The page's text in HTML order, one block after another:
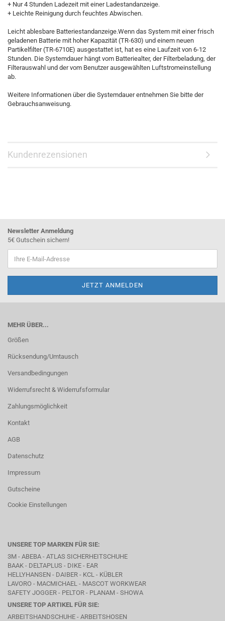
+ Nur 4 Stunden Ladezeit mit einer Ladestandanzeige.
+ Leichte Reinigung durch feuchtes Abwischen.
Leicht ablesbare Batteriestandanzeige.Wenn das System mit einer frisch
geladenen Batterie mit hoher Kapazität (TR-630) und einem neuen
Partikelfilter (TR-6710E) ausgestattet ist, hat es eine Laufzeit von 6-12
Stunden. Die Systemdauer hängt vom Batteriealter, der Filterbeladung, der
Filterauswahl und der vom Benutzer ausgewählten Luftstromeinstellung
ab.
Weitere Informationen über die Systemdauer entnehmen Sie bitte der
Gebrauchsanweisung.
Kundenrezensionen
Newsletter Anmeldung
5€ Gutschein sichern!
MEHR ÜBER...
Größen
Rücksendung/Umtausch
Versandbedingungen
Widerrufsrecht & Widerrufsformular
Zahlungsmöglichkeit
Kontakt
AGB
Datenschutz
Impressum
Gutscheine
Cookie Einstellungen
UNSERE TOP MARKEN FÜR SIE:
3M - ABEBA - ATLAS SICHERHEITSCHUHE
BAAK - DELTAPLUS - DIKE - EAR
HELLYHANSEN - DAIBER - KCL - KÜBLER
LAVORO - MACMICHAEL - MASCOT WORKWEAR
SAFETY JOGGER - PELTOR - PLANAM - SHOWA
UNSERE TOP ARTIKEL FÜR SIE:
ARBEITSHANDSCHUHE - ARBEITSHOSEN